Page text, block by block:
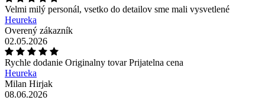
Velmi milý personál, vsetko do detailov sme mali vysvetlené
Heureka
Overený zákazník
02.05.2026
Rychle dodanie Originalny tovar Prijatelna cena
Heureka
Milan Hirjak
08.06.2026